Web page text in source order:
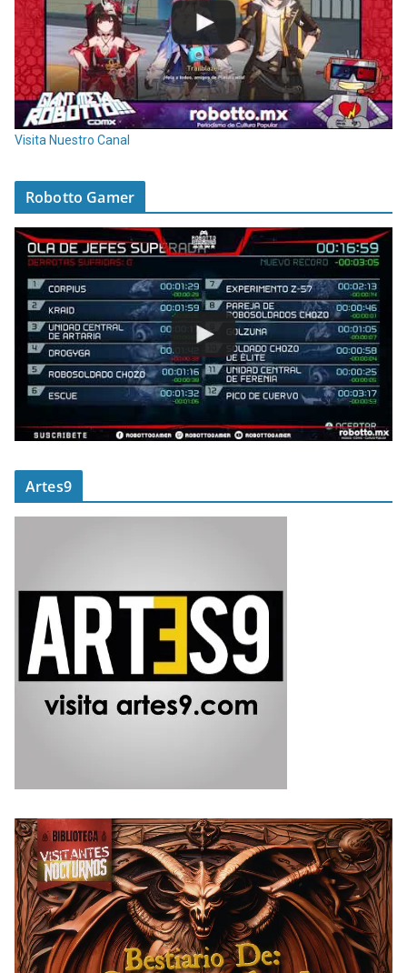
Visita Nuestro Canal
Robotto Gamer
Artes9